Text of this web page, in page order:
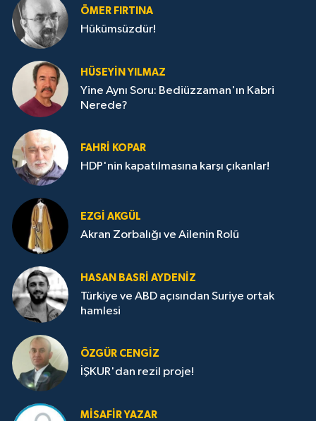
ÖMER FIRTINA
Hükümsüzdür!
HÜSEYIN YILMAZ
Yine Aynı Soru: Bediüzzaman'ın Kabri
Nerede?
FAHRI KOPAR
HDP'nin kapatılmasına karşı çıkanlar!
EZGI AKGÜL
Akran Zorbalığı ve Ailenin Rolü
HASAN BASRI AYDENIZ
Türkiye ve ABD açısından Suriye ortak
hamlesi
ÖZGÜR CENGIZ
İŞKUR'dan rezil proje!
MISAFIR YAZAR